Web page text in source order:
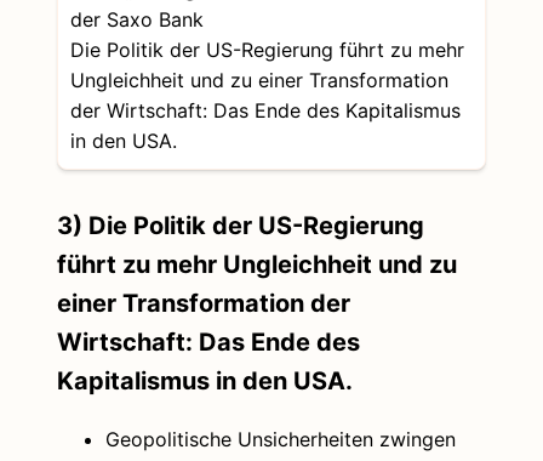
Die Politik der US-Regierung führt zu mehr
Ungleichheit und zu einer Transformation
der Wirtschaft: Das Ende des Kapitalismus
in den USA.
3) Die Politik der US-Regierung
führt zu mehr Ungleichheit und zu
einer Transformation der
Wirtschaft: Das Ende des
Kapitalismus in den USA.
Geopolitische Unsicherheiten zwingen